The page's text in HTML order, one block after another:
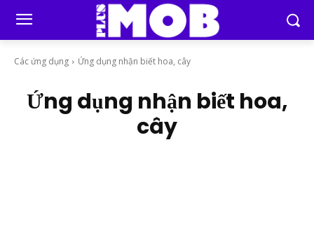
Các ứng dụng Ứng dụng nhận biết hoa, cây
Ứng dụng nhận biết hoa,
cây